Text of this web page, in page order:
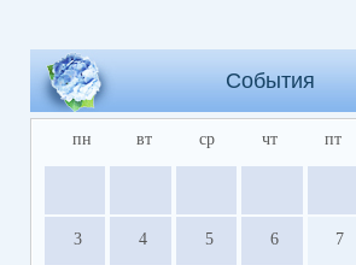
События
пн вт ср чт пт
3 4 5 6 7